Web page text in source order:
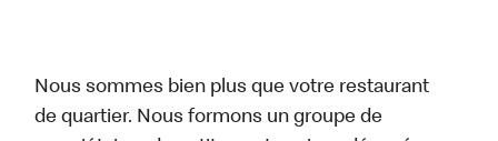
Nous sommes bien plus que votre restaurant
de quartier. Nous formons un groupe de